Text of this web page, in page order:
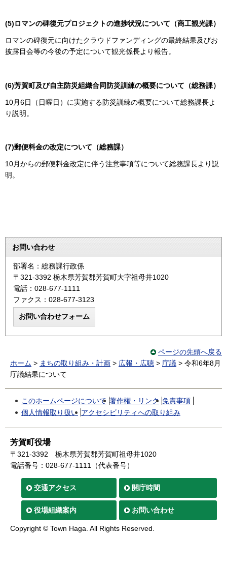
(5)ロマンの碑復元プロジェクトの進捗状況について（商工観光課）
ロマンの碑復元に向けたクラウドファンディングの最終結果及びお
披露目会等の今後の予定について観光係長より報告。
(6)芳賀町及び自主防災組織合同防災訓練の概要について（総務課）
10月6日（日曜日）に実施する防災訓練の概要について総務課長よ
り説明。
(7)郵便料金の改定について（総務課）
10月からの郵便料金改定に伴う注意事項等について総務課長より説
明。
お問い合わせ
部署名：総務課行政係
〒321-3392 栃木県芳賀郡芳賀町大字祖母井1020
電話：028-677-1111
ファクス：028-677-3123
ページの先頭へ戻る
ホーム > まちの取り組み・計画 > 広報・広聴 > 庁議 > 令和6年8月
庁議結果について
このホームページについて 著作権・リンク 免責事項
個人情報取り扱い アクセシビリティへの取り組み
芳賀町役場
〒321-3392
栃木県芳賀郡芳賀町祖母井1020
電話番号：028-677-1111（代表番号）
交通アクセス 開庁時間
役場組織案内 お問い合わせ
Copyright © Town Haga. All Rights Reserved.